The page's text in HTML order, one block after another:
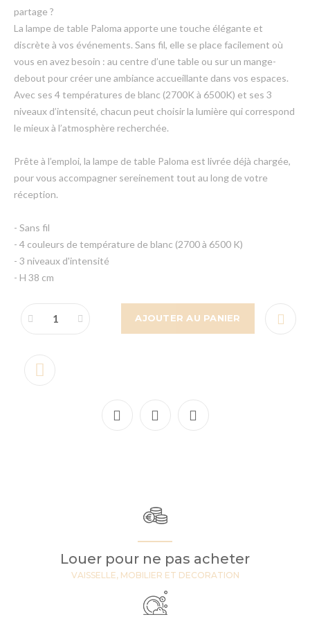
partage ?
La lampe de table Paloma apporte une touche élégante et
discrète à vos événements. Sans fil, elle se place facilement où
vous en avez besoin : au centre d’une table ou sur un mange-
debout pour créer une ambiance accueillante dans vos espaces.
Avec ses 4 températures de blanc (2700K à 6500K) et ses 3
niveaux d’intensité, chacun peut choisir la lumière qui correspond
le mieux à l’atmosphère recherchée.
Prête à l’emploi, la lampe de table Paloma est livrée déjà chargée,
pour vous accompagner sereinement tout au long de votre
réception.
- Sans fil
- 4 couleurs de température de blanc (2700 à 6500 K)
- 3 niveaux d'intensité
- H 38 cm
AJOUTER AU PANIER
Louer pour ne pas acheter
VAISSELLE, MOBILIER ET DECORATION